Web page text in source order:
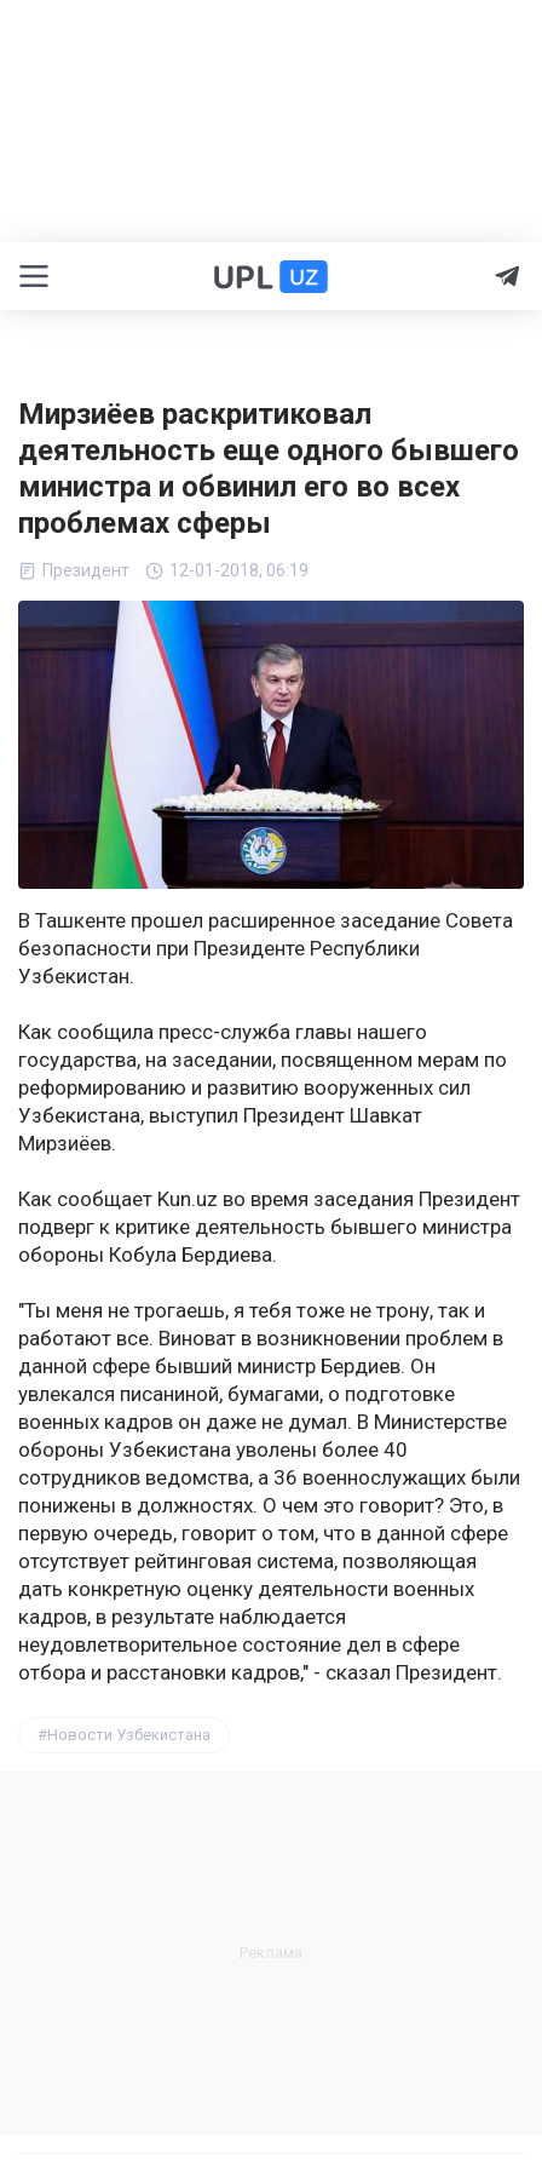
Мирзиёев раскритиковал
деятельность еще одного бывшего
министра и обвинил его во всех
проблемах сферы
Президент 12-01-2018, 06:19
В Ташкенте прошел расширенное заседание Совета
безопасности при Президенте Республики
Узбекистан.
Как сообщила пресс-служба главы нашего
государства, на заседании, посвященном мерам по
реформированию и развитию вооруженных сил
Узбекистана, выступил Президент Шавкат
Мирзиёев.
Как сообщает Kun.uz во время заседания Президент
подверг к критике деятельность бывшего министра
обороны Кобула Бердиева.
"Ты меня не трогаешь, я тебя тоже не трону, так и
работают все. Виноват в возникновении проблем в
данной сфере бывший министр Бердиев. Он
увлекался писаниной, бумагами, о подготовке
военных кадров он даже не думал. В Министерстве
обороны Узбекистана уволены более 40
сотрудников ведомства, а 36 военнослужащих были
понижены в должностях. О чем это говорит? Это, в
первую очередь, говорит о том, что в данной сфере
отсутствует рейтинговая система, позволяющая
дать конкретную оценку деятельности военных
кадров, в результате наблюдается
неудовлетворительное состояние дел в сфере
отбора и расстановки кадров," - сказал Президент.
Новости Узбекистана